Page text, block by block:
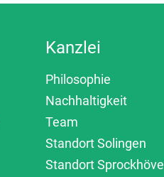
Kanzlei
Philosophie
Nachhaltigkeit
Team
Standort Solingen
Standort Sprockhövel